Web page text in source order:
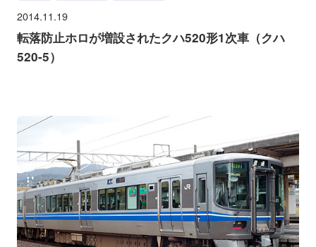
2014.11.19
転落防止ホロが増設されたクハ520形1次車（クハ
520-5）